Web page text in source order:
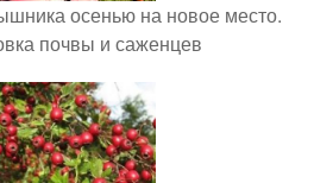
осенью на новое место.
почвы и саженцев